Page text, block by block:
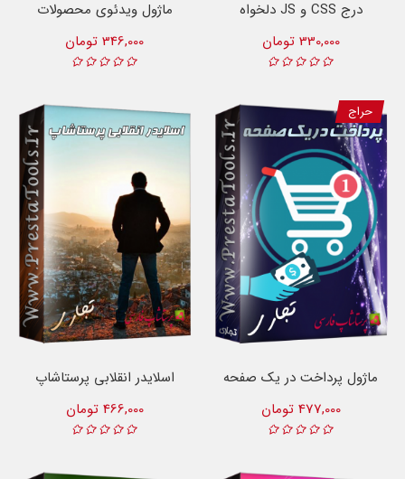
درج CSS و JS دلخواه
330,000 تومان
ماژول ویدئوی محصولات
346,000 تومان
حراج
ماژول پرداخت در یک صفحه
477,000 تومان
اسلایدر انقلابی پرستاشاپ
466,000 تومان